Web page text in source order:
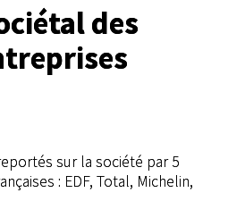
des
sur la société par 5
: EDF, Total, Michelin,